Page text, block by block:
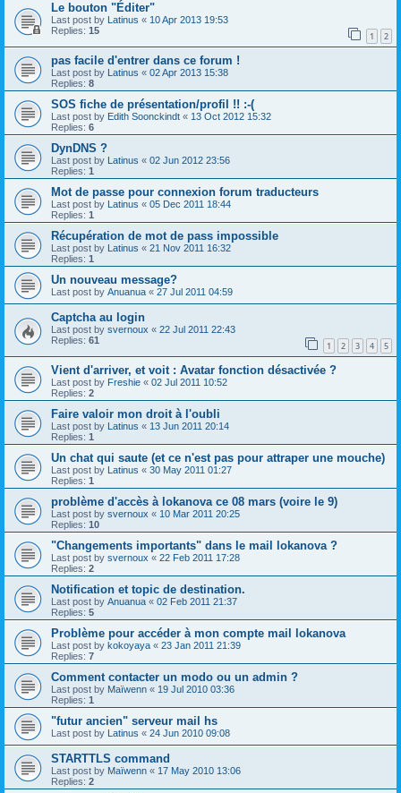
Le bouton "Éditer"
Last post by Latinus « 10 Apr 2013 19:53
Replies: 15 1 2
pas facile d'entrer dans ce forum !
Last post by Latinus « 02 Apr 2013 15:38
Replies: 8
SOS fiche de présentation/profil !! :-(
Last post by Edith Soonckindt « 13 Oct 2012 15:32
Replies: 6
DynDNS ?
Last post by Latinus « 02 Jun 2012 23:56
Replies: 1
Mot de passe pour connexion forum traducteurs
Last post by Latinus « 05 Dec 2011 18:44
Replies: 1
Récupération de mot de pass impossible
Last post by Latinus « 21 Nov 2011 16:32
Replies: 1
Un nouveau message?
Last post by Anuanua « 27 Jul 2011 04:59
Captcha au login
Last post by svernoux « 22 Jul 2011 22:43
Replies: 61 1 2 3 4 5
Vient d'arriver, et voit : Avatar fonction désactivée ?
Last post by Freshie « 02 Jul 2011 10:52
Replies: 2
Faire valoir mon droit à l'oubli
Last post by Latinus « 13 Jun 2011 20:14
Replies: 1
Un chat qui saute (et ce n'est pas pour attraper une mouche)
Last post by Latinus « 30 May 2011 01:27
Replies: 1
problème d'accès à lokanova ce 08 mars (voire le 9)
Last post by svernoux « 10 Mar 2011 20:25
Replies: 10
"Changements importants" dans le mail lokanova ?
Last post by svernoux « 22 Feb 2011 17:28
Replies: 2
Notification et topic de destination.
Last post by Anuanua « 02 Feb 2011 21:37
Replies: 5
Problème pour accéder à mon compte mail lokanova
Last post by kokoyaya « 23 Jan 2011 21:39
Replies: 7
Comment contacter un modo ou un admin ?
Last post by Maïwenn « 19 Jul 2010 03:36
Replies: 1
"futur ancien" serveur mail hs
Last post by Latinus « 24 Jun 2010 09:08
STARTTLS command
Last post by Maïwenn « 17 May 2010 13:06
Replies: 2